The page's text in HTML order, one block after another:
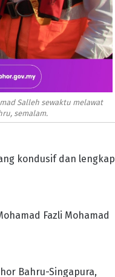
Salleh sewaktu melawat
semalam.
kondusif dan lengkap
Fazli Mohamad
Bahru-Singapura,